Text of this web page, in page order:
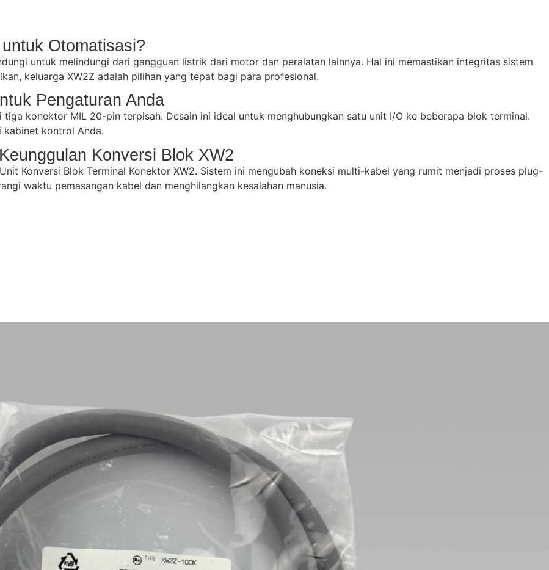
Otomatisasi?
untuk melindungi dari gangguan listrik dari motor dan peralatan lainnya. Hal ini memastikan integritas sistem
keluarga XW2Z adalah pilihan yang tepat bagi para profesional.
Pengaturan Anda
konektor MIL 20-pin terpisah. Desain ini ideal untuk menghubungkan satu unit I/O ke beberapa blok terminal.
kabinet kontrol Anda.
Konversi Blok XW2
Konversi Blok Terminal Konektor XW2. Sistem ini mengubah koneksi multi-kabel yang rumit menjadi proses plug-
waktu pemasangan kabel dan menghilangkan kesalahan manusia.